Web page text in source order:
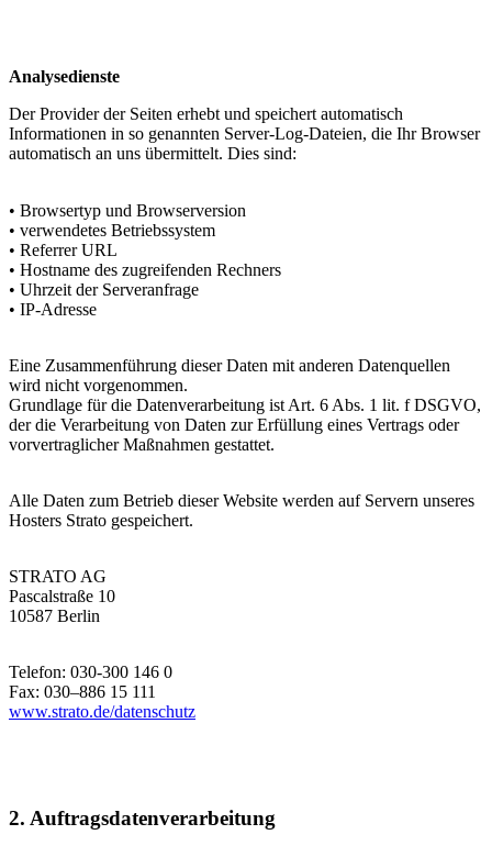
Analysedienste
Der Provider der Seiten erhebt und speichert automatisch
Informationen in so genannten Server-Log-Dateien, die Ihr Browser
automatisch an uns übermittelt. Dies sind:
• Browsertyp und Browserversion
• verwendetes Betriebssystem
• Referrer URL
• Hostname des zugreifenden Rechners
• Uhrzeit der Serveranfrage
• IP-Adresse
Eine Zusammenführung dieser Daten mit anderen Datenquellen
wird nicht vorgenommen.
Grundlage für die Datenverarbeitung ist Art. 6 Abs. 1 lit. f DSGVO,
der die Verarbeitung von Daten zur Erfüllung eines Vertrags oder
vorvertraglicher Maßnahmen gestattet.
Alle Daten zum Betrieb dieser Website werden auf Servern unseres
Hosters Strato gespeichert.
STRATO AG
Pascalstraße 10
10587 Berlin
Telefon: 030-300 146 0
Fax: 030–886 15 111
www.strato.de/datenschutz
2. Auftragsdatenverarbeitung